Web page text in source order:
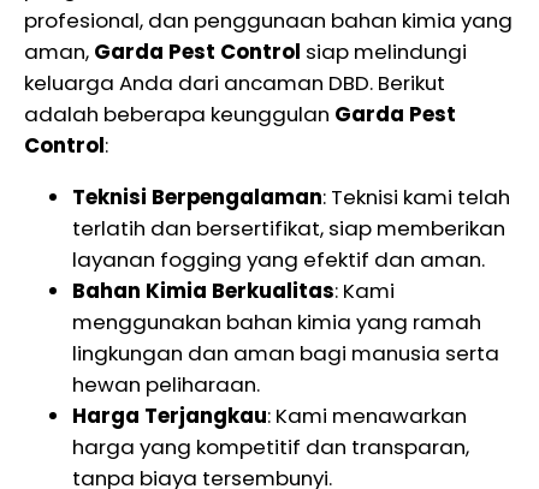
profesional, dan penggunaan bahan kimia yang
aman, Garda Pest Control siap melindungi
keluarga Anda dari ancaman DBD. Berikut
adalah beberapa keunggulan Garda Pest
Control:
Teknisi Berpengalaman: Teknisi kami telah
terlatih dan bersertifikat, siap memberikan
layanan fogging yang efektif dan aman.
Bahan Kimia Berkualitas: Kami
menggunakan bahan kimia yang ramah
lingkungan dan aman bagi manusia serta
hewan peliharaan.
Harga Terjangkau: Kami menawarkan
harga yang kompetitif dan transparan,
tanpa biaya tersembunyi.